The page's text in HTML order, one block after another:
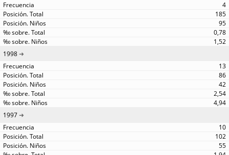
4
185
95
0,78
1,52
1998
13
86
42
2,54
4,94
1997
10
102
55